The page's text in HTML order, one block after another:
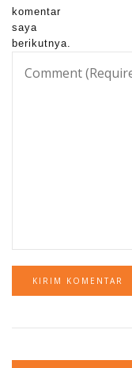
komentar
saya
berikutnya.